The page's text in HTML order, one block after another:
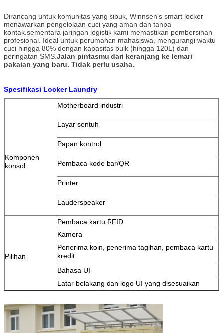
Dirancang untuk komunitas yang sibuk, Winnsen's smart locker
menawarkan pengelolaan cuci yang aman dan tanpa
kontak.sementara jaringan logistik kami memastikan pembersihan
profesional. Ideal untuk perumahan mahasiswa, mengurangi waktu
cuci hingga 80% dengan kapasitas bulk (hingga 120L) dan
peringatan SMS. Jalan pintasmu dari keranjang ke lemari
pakaian yang baru. Tidak perlu usaha.
Spesifikasi Locker Laundry
Komponen
konsol
Motherboard industri
Layar sentuh
Papan kontrol
Pembaca kode bar/QR
Printer
Lauderspeaker
Pilihan
Pembaca kartu RFID
Kamera
Penerima koin, penerima tagihan, pembaca kartu
kredit
Bahasa UI
Latar belakang dan logo UI yang disesuaikan